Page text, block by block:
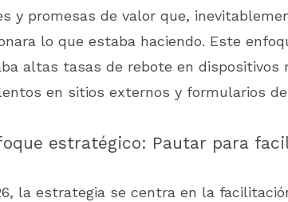
y promesas de valor que,
lo que estaba haciendo. Este
altas tasas de rebote en dispositivos
en sitios externos y formularios
estratégico: Pautar para
la estrategia se centra en la